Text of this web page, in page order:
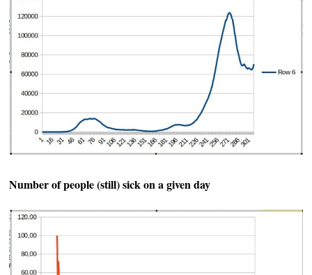
Number of people (still) sick on a given day